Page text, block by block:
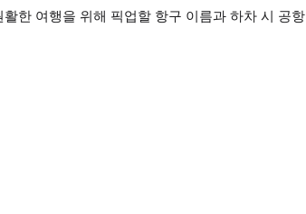
한 여행을 위해 픽업할 항구 이름과 하차 시 공항